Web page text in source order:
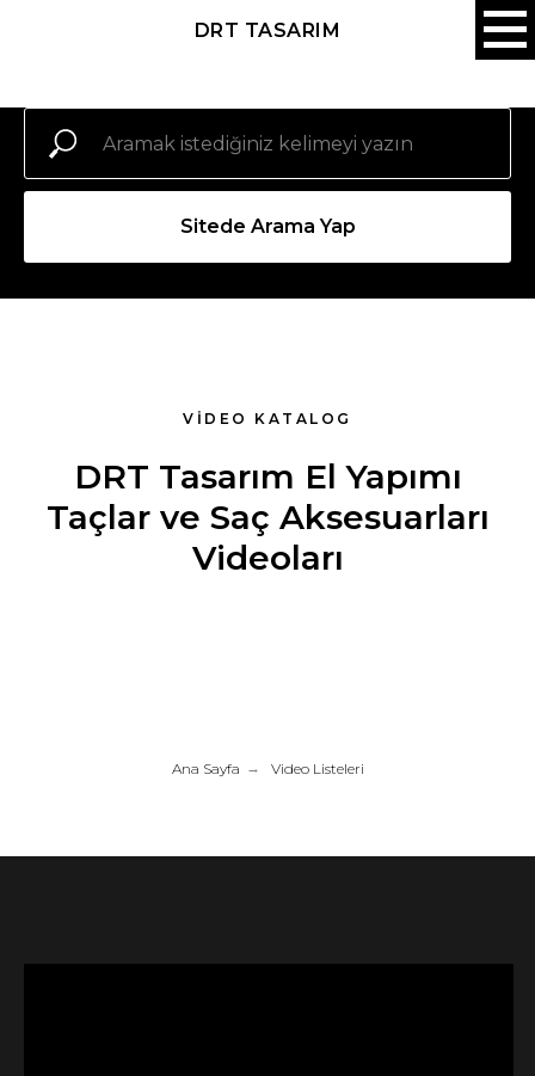
DRT TASARIM
Sitede Arama Yap
VİDEO KATALOG
DRT Tasarım El Yapımı
Taçlar ve Saç Aksesuarları
Videoları
Ana Sayfa → Video Listeleri